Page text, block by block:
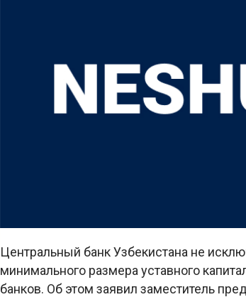
Центральный банк Узбекистана не
минимального размера уставного
банков. Об этом заявил заместитель